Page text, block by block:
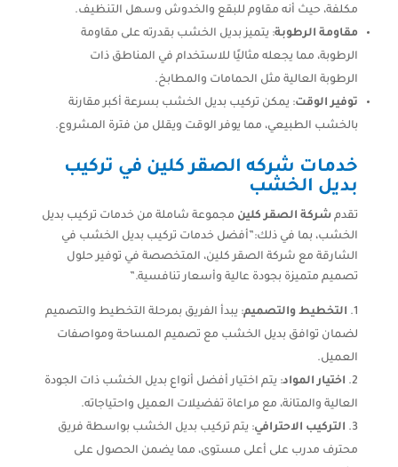
مكلفة، حيث أنه مقاوم للبقع والخدوش وسهل التنظيف.
مقاومة الرطوبة: يتميز بديل الخشب بقدرته على مقاومة
الرطوبة، مما يجعله مثاليًا للاستخدام في المناطق ذات
الرطوبة العالية مثل الحمامات والمطابخ.
توفير الوقت: يمكن تركيب بديل الخشب بسرعة أكبر مقارنة
بالخشب الطبيعي، مما يوفر الوقت ويقلل من فترة المشروع.
خدمات شركه الصقر كلين في تركيب
بديل الخشب
تقدم شركة الصقر كلين مجموعة شاملة من خدمات تركيب بديل
الخشب، بما في ذلك:”أفضل خدمات تركيب بديل الخشب في
الشارقة مع شركة الصقر كلين، المتخصصة في توفير حلول
تصميم متميزة بجودة عالية وأسعار تنافسية.”
التخطيط والتصميم: يبدأ الفريق بمرحلة التخطيط والتصميم
لضمان توافق بديل الخشب مع تصميم المساحة ومواصفات
العميل.
اختيار المواد: يتم اختيار أفضل أنواع بديل الخشب ذات الجودة
العالية والمتانة، مع مراعاة تفضيلات العميل واحتياجاته.
التركيب الاحترافي: يتم تركيب بديل الخشب بواسطة فريق
محترف مدرب على أعلى مستوى، مما يضمن الحصول على